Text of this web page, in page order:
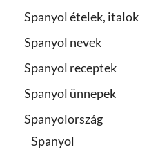
Spanyol ételek, italok
Spanyol nevek
Spanyol receptek
Spanyol ünnepek
Spanyolország
Spanyol